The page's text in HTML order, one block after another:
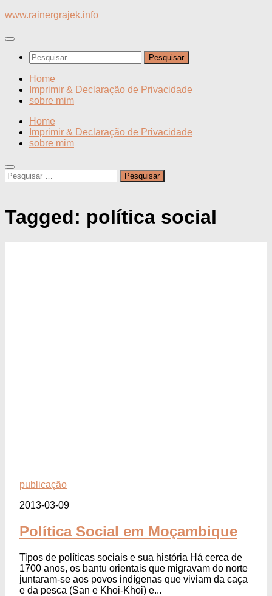
Skip
content
www.rainergrajek.info
Pesquisar
por:
Home
Imprimir & Declaração de Privacidade
sobre mim
Home
Imprimir & Declaração de Privacidade
sobre mim
Pesquisar
por:
Tagged: política social
publicação
2013-03-09
Política Social em Moçambique
Tipos de políticas sociais e sua história Há cerca de
1700 anos, os bantu orientais que migravam do norte
juntaram-se aos povos indígenas que viviam da caça
e da pesca (San e Khoi-Khoi) e...